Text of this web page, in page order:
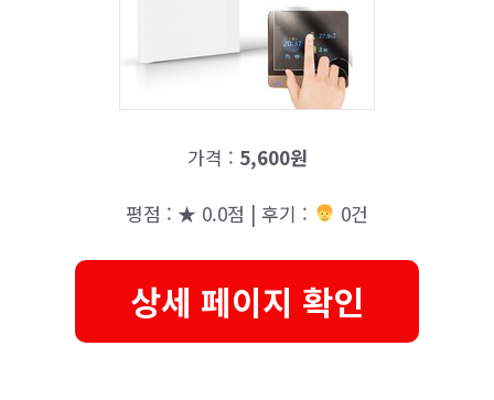
가격 : 5,600원
평점 : ★ 0.0점 | 후기 : 0건
상세 페이지 확인